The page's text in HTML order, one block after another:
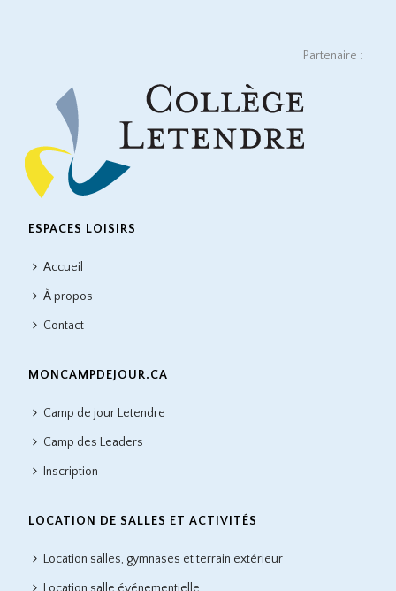
Partenaire :
ESPACES LOISIRS
Accueil
À propos
Contact
MONCAMPDEJOUR.CA
Camp de jour Letendre
Camp des Leaders
Inscription
LOCATION DE SALLES ET ACTIVITÉS
Location salles, gymnases et terrain extérieur